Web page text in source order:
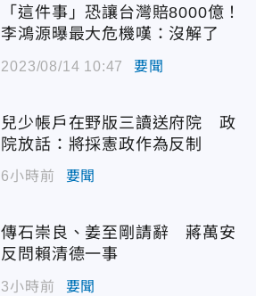
「這件事」恐讓台灣賠8000億！
李鴻源曝最大危機嘆：沒解了
2023/08/14 10:47 要聞
兒少帳戶在野版三讀送府院 政
院放話：將採憲政作為反制
6小時前 要聞
傳石崇良、姜至剛請辭 蔣萬安
反問賴清德一事
3小時前 要聞